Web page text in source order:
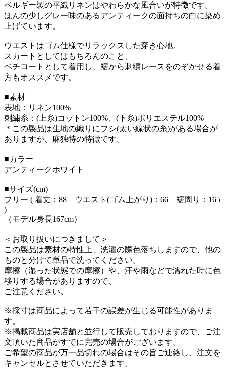
ベルギー製の平織リネンはやわらかな風合いが特徴です。
ほんの少しグレー味のあるアンティークの面持ちの白に染め
上げています。
ウエストはゴム仕様でリラックスした穿き心地。
スカートとしてはもちろんのこと、
ペチコートとして着用し、裾から刺繍レースをのぞかせる着
方もオススメです。
■素材
表地：リネン100%
刺繍糸：(上糸)コットン100%、(下糸)ポリエステル100%
＊この製品は生地の織りにフシ(太い線状の糸)がある場合が
ありますが、麻独特の特徴です。
■カラー
アンティークホワイト
■サイズ(cm)
フリー ( 着丈：88 ウエスト(ゴム上がり)：66 裾周り：165
)
（モデル身長167cm）
＜お取り扱いにつきまして＞
この製品は素材の特性上、洗濯の際色落ちしますので、他の
ものと分けて単品で洗ってください。
摩擦（湿った状態での摩擦）や、汗や雨などで濡れた時に色
移りする場合がありますので、
ご注意ください。
※採寸は商品によって若干の誤差が生じる可能性がありま
す。
※掲載商品は実店舗と並行して販売しておりますので、ご注
文頂いた商品がすでに完売の場合がございます。
ご希望の商品が万一品切れの場合はその旨ご連絡し、注文を
キャンセルとさせていただきます。